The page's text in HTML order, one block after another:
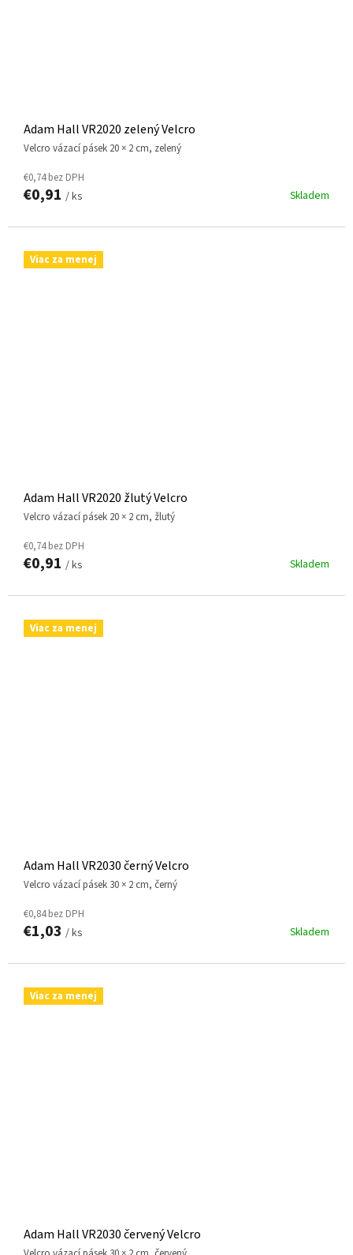
Adam Hall VR2020 zelený Velcro
Velcro vázací pásek 20 × 2 cm, zelený
Skladem
€0,74 bez DPH
€0,91 / ks
Viac za menej
Adam Hall VR2020 žlutý Velcro
Velcro vázací pásek 20 × 2 cm, žlutý
Skladem
€0,74 bez DPH
€0,91 / ks
Viac za menej
Adam Hall VR2030 černý Velcro
Velcro vázací pásek 30 × 2 cm, černý
Skladem
€0,84 bez DPH
€1,03 / ks
Viac za menej
Adam Hall VR2030 červený Velcro